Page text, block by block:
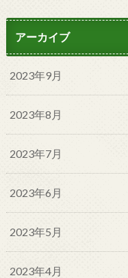
アーカイブ
2023年9月
2023年8月
2023年7月
2023年6月
2023年5月
2023年4月